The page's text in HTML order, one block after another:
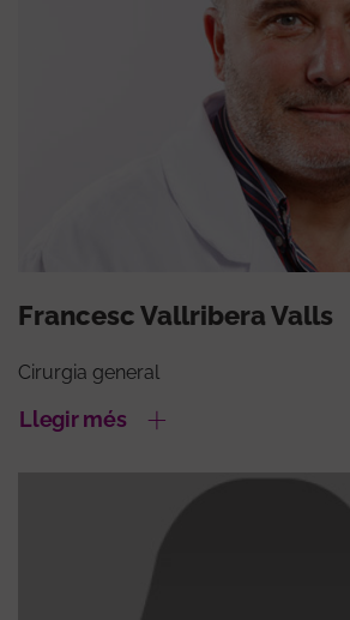
Francesc Vallribera Valls
Cirurgia general
Llegir més